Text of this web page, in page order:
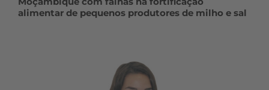
alimentar de pequenos produtores de milho e sal